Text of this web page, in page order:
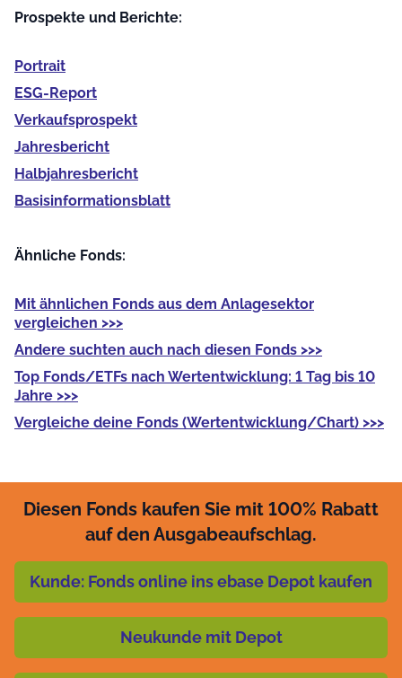
Prospekte und Berichte:
Portrait
ESG-Report
Verkaufs­prospekt
Jahres­bericht
Halb­jahres­bericht
Basis­informationsblatt
Ähnliche Fonds:
Mit ähnlichen Fonds aus dem Anlagesektor
vergleichen >>>
Andere suchten auch nach diesen Fonds >>>
Top Fonds/ETFs nach Wertentwicklung: 1 Tag bis 10
Jahre >>>
Vergleiche deine Fonds (Wertentwicklung/Chart) >>>
Diesen Fonds kaufen Sie mit 100% Rabatt
auf den Ausgabeaufschlag.
Kunde: Fonds online ins ebase Depot kaufen
Neukunde mit Depot